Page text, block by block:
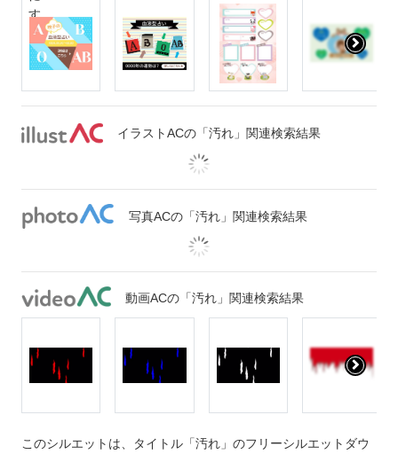
イラストACの「汚れ」関連検索結果
写真ACの「汚れ」関連検索結果
動画ACの「汚れ」関連検索結果
このシルエットは、タイトル「汚れ」のフリーシルエットダウ